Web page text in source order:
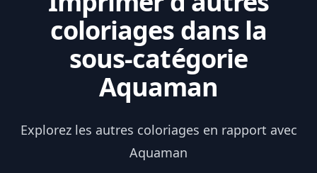
coloriages dans la
sous-catégorie
Aquaman
Explorez les autres coloriages en rapport avec
Aquaman